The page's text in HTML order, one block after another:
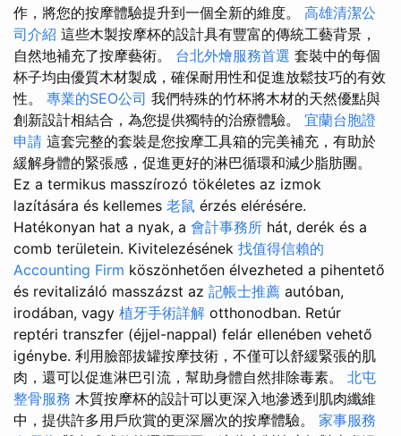
作，將您的按摩體驗提升到一個全新的維度。 高雄清潔公
司介紹 這些木製按摩杯的設計具有豐富的傳統工藝背景，
自然地補充了按摩藝術。 台北外燴服務首選 套裝中的每個
杯子均由優質木材製成，確保耐用性和促進放鬆技巧的有效
性。 專業的SEO公司 我們特殊的竹杯將木材的天然優點與
創新設計相結合，為您提供獨特的治療體驗。 宜蘭台胞證
申請 這套完整的套裝是您按摩工具箱的完美補充，有助於
緩解身體的緊張感，促進更好的淋巴循環和減少脂肪團。
Ez a termikus masszírozó tökéletes az izmok
lazítására és kellemes 老鼠 érzés elérésére.
Hatékonyan hat a nyak, a 會計事務所 hát, derék és a
comb területein. Kivitelezésének 找值得信賴的
Accounting Firm köszönhetően élvezheted a pihentető
és revitalizáló masszázst az 記帳士推薦 autóban,
irodában, vagy 植牙手術詳解 otthonodban. Retúr
reptéri transzfer (éjjel-nappal) felár ellenében vehető
igénybe. 利用臉部拔罐按摩技術，不僅可以舒緩緊張的肌
肉，還可以促進淋巴引流，幫助身體自然排除毒素。 北屯
整骨服務 木質按摩杯的設計可以更深入地滲透到肌肉纖維
中，提供許多用戶欣賞的更深層次的按摩體驗。 家事服務